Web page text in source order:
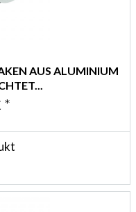
AUS ALUMINIUM
*